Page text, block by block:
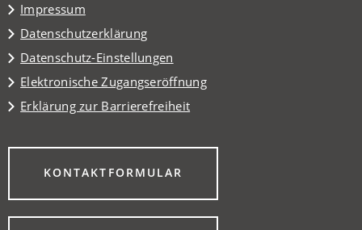
Impressum
Datenschutzerklärung
Datenschutz-Einstellungen
Elektronische Zugangseröffnung
Erklärung zur Barrierefreiheit
KONTAKTFORMULAR
(ÖFFNET
EINEM
NEUEN